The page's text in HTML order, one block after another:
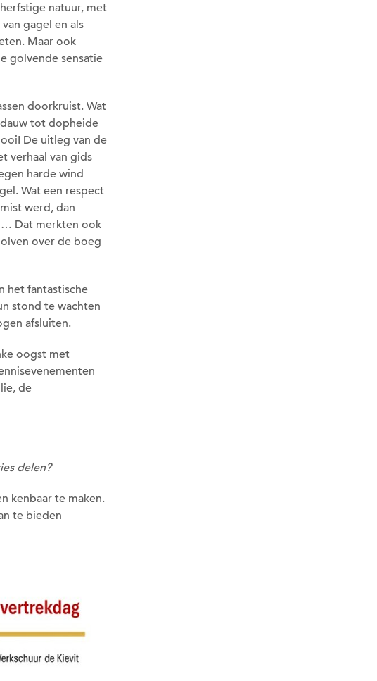
natuur, met
gagel en als
Maar ook
golvende sensatie
doorkruist. Wat
tot dopheide
De uitleg van de
verhaal van gids
harde wind
Wat een respect
werd, dan
Dat merkten ook
over de boeg
het fantastische
stond te wachten
afsluiten.
oogst met
de
delen?
kenbaar te maken.
te bieden